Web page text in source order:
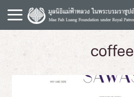
i
coffee